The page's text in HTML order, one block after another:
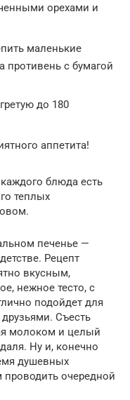
орехами и
маленькие
с бумагой
до 180
аппетита!
блюда есть
теплых
печенье —
Рецепт
вкусным,
нежное тесто, с
подойдет для
Съесть
молоком и целый
Ну и, конечно
душевных
проводить очередной